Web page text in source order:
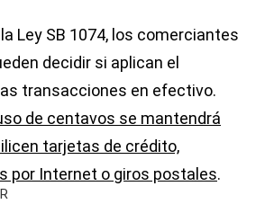
Ley SB 1074, los comerciantes
decidir si aplican el
transacciones en efectivo.
de centavos se mantendrá
tarjetas de crédito,
por Internet o giros postales.